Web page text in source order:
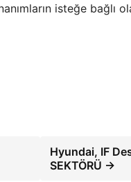
isteğe
Hyundai, IF
SEKTÖRÜ →